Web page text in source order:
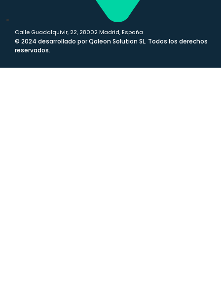
Calle Guadalquivir, 22, 28002 Madrid, España
© 2024 desarrollado por Qaleon Solution SL. Todos los derechos
reservados.